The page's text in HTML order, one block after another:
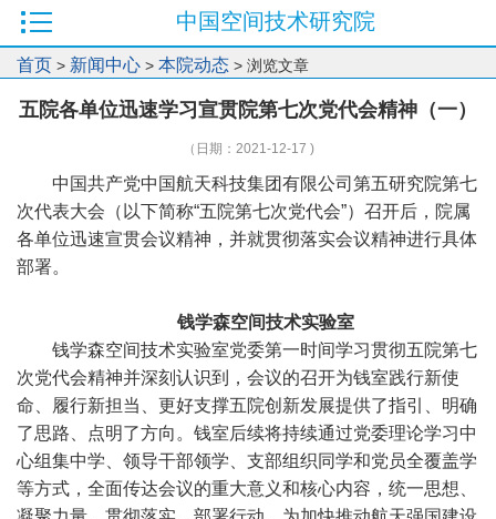
中国空间技术研究院
首页 > 新闻中心 > 本院动态 > 浏览文章
五院各单位迅速学习宣贯院第七次党代会精神（一）
（日期：2021-12-17 )
中国共产党中国航天科技集团有限公司第五研究院第七
次代表大会（以下简称“五院第七次党代会”）召开后，院属
各单位迅速宣贯会议精神，并就贯彻落实会议精神进行具体
部署。
钱学森空间技术实验室
钱学森空间技术实验室党委第一时间学习贯彻五院第七
次党代会精神并深刻认识到，会议的召开为钱室践行新使
命、履行新担当、更好支撑五院创新发展提供了指引、明确
了思路、点明了方向。钱室后续将持续通过党委理论学习中
心组集中学、领导干部领学、支部组织同学和党员全覆盖学
等方式，全面传达会议的重大意义和核心内容，统一思想、